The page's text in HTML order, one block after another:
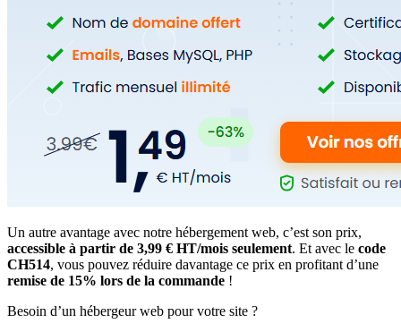
Un autre avantage avec notre hébergement web, c’est son prix,
accessible à partir de 3,99 € HT/mois seulement. Et avec le code
CH514, vous pouvez réduire davantage ce prix en profitant d’une
remise de 15% lors de la commande !
Besoin d’un hébergeur web pour votre site ?